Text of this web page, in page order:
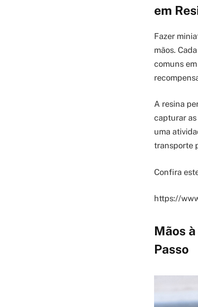
em
Fazer
mãos.
comuns
A resina
capturar
uma
transporte
Confira
https://
Mãos
Passo